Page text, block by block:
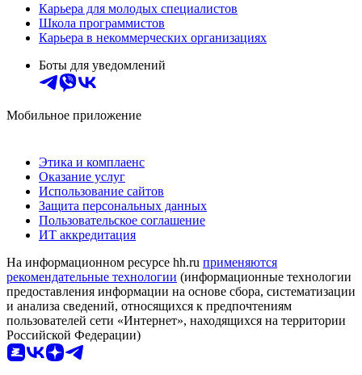
Карьера для молодых специалистов
Школа программистов
Карьера в некоммерческих организациях
Боты для уведомлений
Мобильное приложение
Этика и комплаенс
Оказание услуг
Использование сайтов
Защита персональных данных
Пользовательское соглашение
ИТ аккредитация
На информационном ресурсе hh.ru применяются
рекомендательные технологии (информационные технологии
предоставления информации на основе сбора, систематизации
и анализа сведений, относящихся к предпочтениям
пользователей сети «Интернет», находящихся на территории
Российской Федерации)